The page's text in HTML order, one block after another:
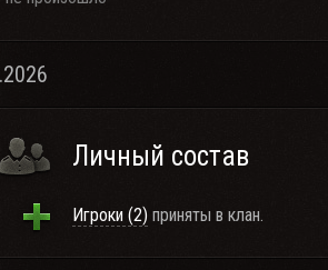
Личный состав
Игроки (2) приняты в клан.